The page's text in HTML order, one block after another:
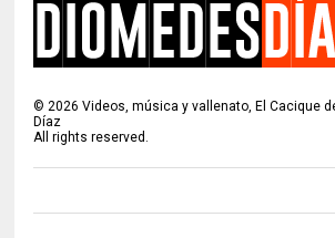
©2026 Videos, música y vallenato, El Cacique
Díaz
All rights reserved.